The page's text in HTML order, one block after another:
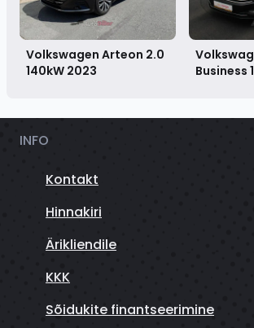
Volkswagen Arteon 2.0
140kW 2023
Business
INFO
Kontakt
Hinnakiri
Ärikliendile
KKK
Sõidukite finantseerimine